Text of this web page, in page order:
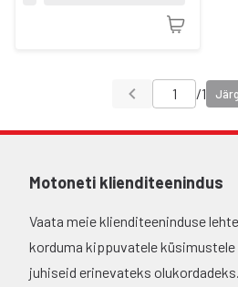
/1
Motoneti klienditeenindus
Vaata meie klienditeeninduse
korduma kippuvatele küsimustele
juhiseid erinevateks